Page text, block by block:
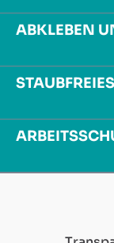
ABKLEBEN